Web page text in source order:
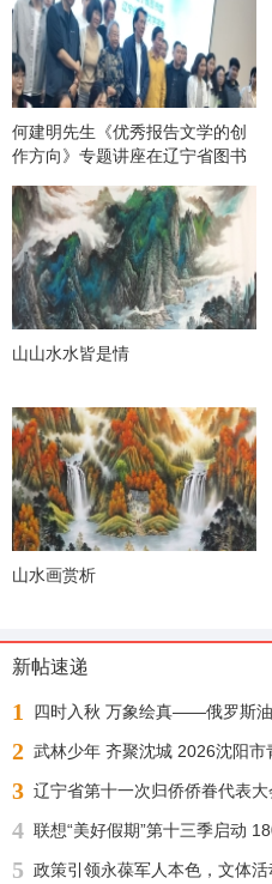
何建明先生《优秀报告文学的创
作方向》专题讲座在辽宁省图书
山山水水皆是情
山水画赏析
新帖速递
1
2
3
4
5